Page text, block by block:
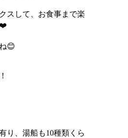
スして、お食事まで楽
❤️
😊
り、湯船も10種類くら